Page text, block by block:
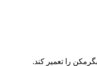
را تعمیر کند.